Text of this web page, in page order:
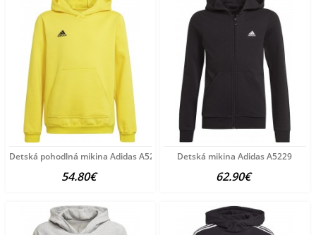
Detská pohodlná mikina Adidas A5231
54.80€
Detská mikina Adidas A5229
62.90€